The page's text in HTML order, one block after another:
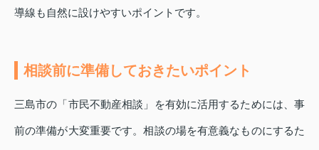
導線も自然に設けやすいポイントです。
相談前に準備しておきたいポイント
三島市の「市民不動産相談」を有効に活用するためには、事
前の準備が大変重要です。相談の場を有意義なものにするた